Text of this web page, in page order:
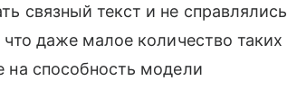
связный текст и не справлялись
даже малое количество таких
способность модели